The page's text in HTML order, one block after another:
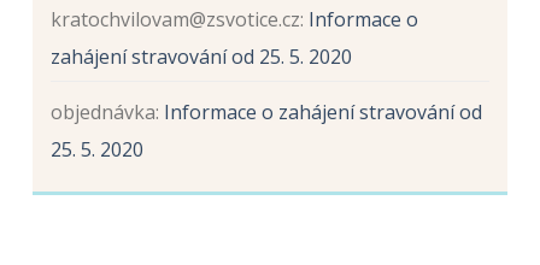
kratochvilovam@zsvotice.cz: Informace o
zahájení stravování od 25. 5. 2020
objednávka: Informace o zahájení stravování od
25. 5. 2020